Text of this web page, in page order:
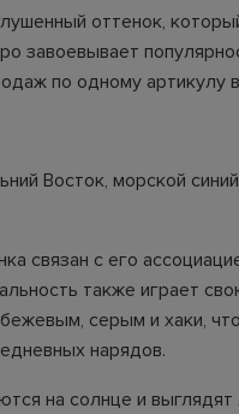
оттенок,
завоевывает
по одному артикулу
Восток, морской
связан с его
также играет
серым и хаки,
нарядов.
на солнце и выглядят